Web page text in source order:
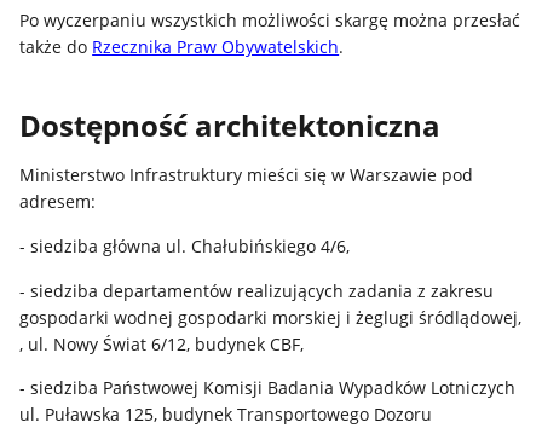
Po wyczerpaniu wszystkich możliwości skargę można przesłać
także do Rzecznika Praw Obywatelskich.
Dostępność architektoniczna
Ministerstwo Infrastruktury mieści się w Warszawie pod
adresem:
- siedziba główna ul. Chałubińskiego 4/6,
- siedziba departamentów realizujących zadania z zakresu
gospodarki wodnej gospodarki morskiej i żeglugi śródlądowej,
, ul. Nowy Świat 6/12, budynek CBF,
- siedziba Państwowej Komisji Badania Wypadków Lotniczych
ul. Puławska 125, budynek Transportowego Dozoru